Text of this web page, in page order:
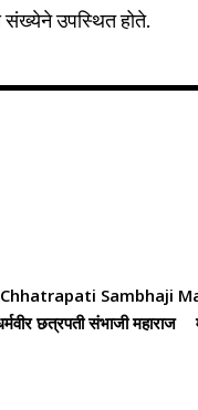
संख्येने उपस्थित होते.
Sambhaji
छत्रपती संभाजी महाराज